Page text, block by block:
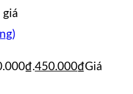
giá
450.000₫Giá